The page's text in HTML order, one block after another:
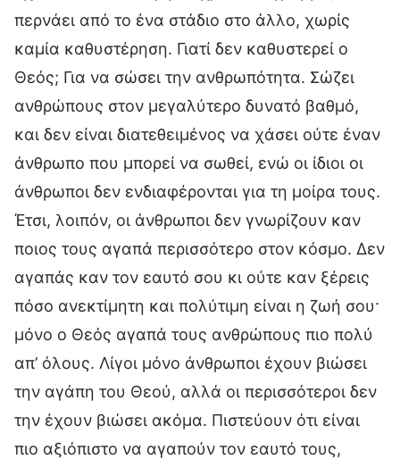
περνάει από το ένα στάδιο στο άλλο, χωρίς
καμία καθυστέρηση. Γιατί δεν καθυστερεί ο
Θεός; Για να σώσει την ανθρωπότητα. Σώζει
ανθρώπους στον μεγαλύτερο δυνατό βαθμό,
και δεν είναι διατεθειμένος να χάσει ούτε έναν
άνθρωπο που μπορεί να σωθεί, ενώ οι ίδιοι οι
άνθρωποι δεν ενδιαφέρονται για τη μοίρα τους.
Έτσι, λοιπόν, οι άνθρωποι δεν γνωρίζουν καν
ποιος τους αγαπά περισσότερο στον κόσμο. Δεν
αγαπάς καν τον εαυτό σου κι ούτε καν ξέρεις
πόσο ανεκτίμητη και πολύτιμη είναι η ζωή σου·
μόνο ο Θεός αγαπά τους ανθρώπους πιο πολύ
απ’ όλους. Λίγοι μόνο άνθρωποι έχουν βιώσει
την αγάπη του Θεού, αλλά οι περισσότεροι δεν
την έχουν βιώσει ακόμα. Πιστεύουν ότι είναι
πιο αξιόπιστο να αγαπούν τον εαυτό τους,